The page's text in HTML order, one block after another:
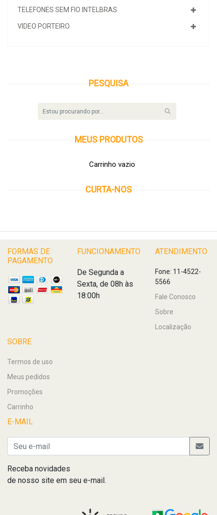
TELEFONES SEM FIO INTELBRAS
VIDEO PORTEIRO
PESQUISA
MEUS PRODUTOS
Carrinho vazio
CURTA-NOS
FORMAS DE
PAGAMENTO
FUNCIONAMENTO
De Segunda a
Sexta, de 08h às
18:00h
ATENDIMENTO
Fone: 11-4522-
5566
Fale Conosco
Sobre
Localização
SOBRE
Termos de uso
Meus pedidos
Promoções
Carrinho
E-MAIL
Receba novidades
de nosso site em seu e-mail.